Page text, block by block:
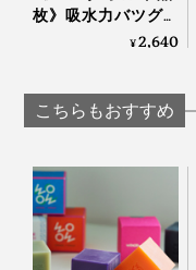
枚》吸水力バツグン
だから、半分のサイ
「バスタオル」｜浅
野撚糸 エアーかおる
¥2,640
こちらもおすすめ